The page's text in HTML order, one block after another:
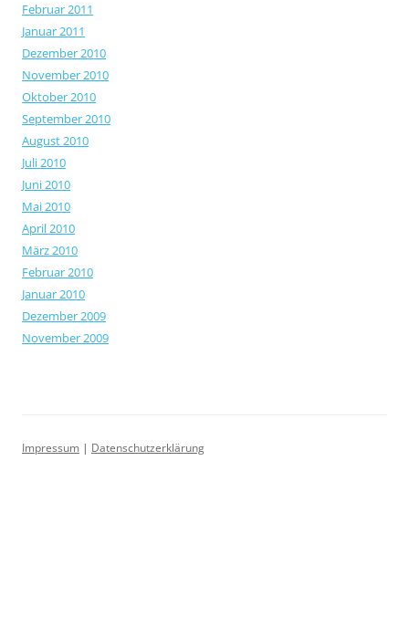
Februar 2011
Januar 2011
Dezember 2010
November 2010
Oktober 2010
September 2010
August 2010
Juli 2010
Juni 2010
Mai 2010
April 2010
März 2010
Februar 2010
Januar 2010
Dezember 2009
November 2009
Impressum | Datenschutzerklärung